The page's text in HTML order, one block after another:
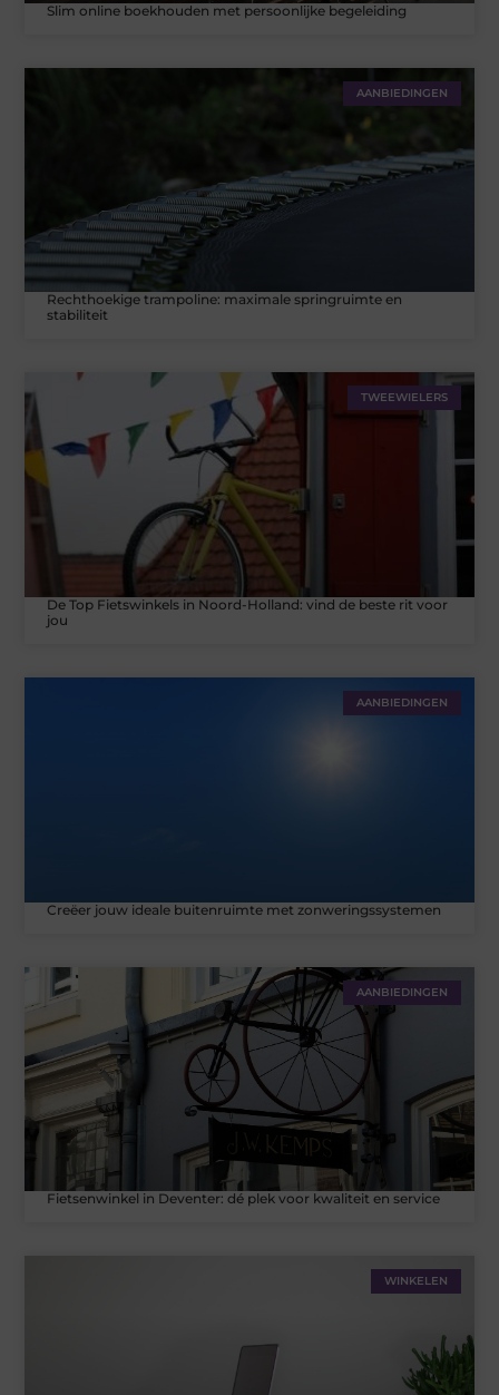
Slim online boekhouden met persoonlijke begeleiding
AANBIEDINGEN
Rechthoekige trampoline: maximale springruimte en
stabiliteit
TWEEWIELERS
De Top Fietswinkels in Noord-Holland: vind de beste rit voor
jou
AANBIEDINGEN
Creëer jouw ideale buitenruimte met zonweringssystemen
AANBIEDINGEN
Fietsenwinkel in Deventer: dé plek voor kwaliteit en service
WINKELEN